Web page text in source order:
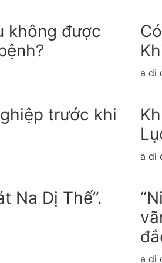
không được
a di
trước khi
a di
Na Dị Thế”.
a di